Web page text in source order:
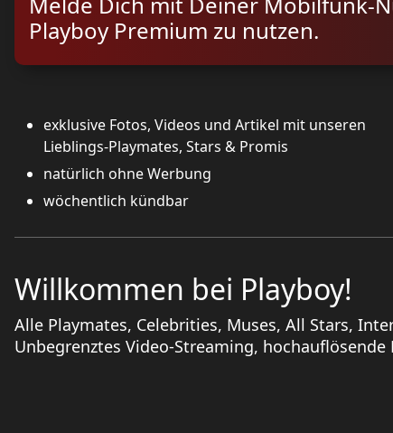
Playboy Premium zu nutzen.
exklusive Fotos, Videos und Artikel mit unseren
Lieblings-Playmates, Stars & Promis
natürlich ohne Werbung
wöchentlich kündbar
Willkommen bei Playboy!
Alle Playmates, Celebrities, Muses, All Stars,
Unbegrenztes Video-Streaming,